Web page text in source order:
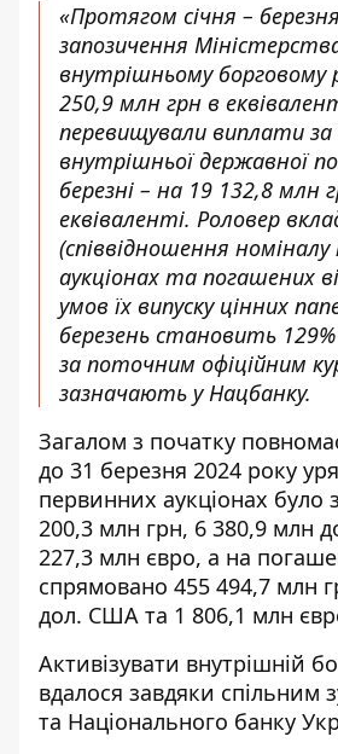
«Протягом січня –
запозичення
внутрішньому борговому
250,9 млн грн в
перевищували виплати за
внутрішньої державної
березні – на 19 132,8 млн
еквіваленті. Роловер
(співвідношення
аукціонах та погашених
умов їх випуску цінних
березень становить
за поточним офіційним
зазначають у Нацбанку.
Загалом з початку
до 31 березня 2024 року
первинних аукціонах було
200,3 млн грн, 6 380,9 млн
227,3 млн євро, а на
спрямовано 455 494,7 млн
дол. США та 1 806,1 млн
Активізувати внутрішній
вдалося завдяки спільним
та Національного банку